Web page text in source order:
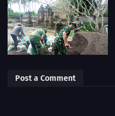
Post a Comment